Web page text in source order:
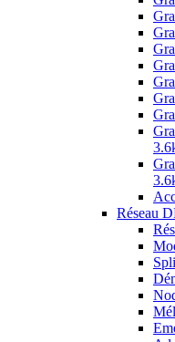
Réseau